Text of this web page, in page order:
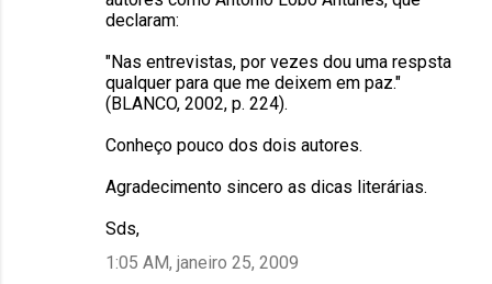
declaram:
"Nas entrevistas, por vezes dou uma respsta
qualquer para que me deixem em paz."
(BLANCO, 2002, p. 224).
Conheço pouco dos dois autores.
Agradecimento sincero as dicas literárias.
Sds,
1:05 AM, janeiro 25, 2009